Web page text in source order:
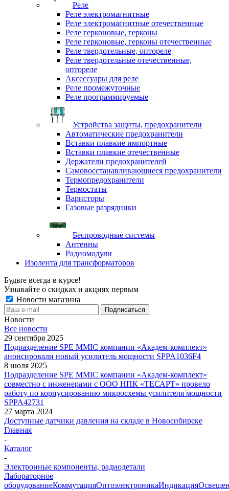
Реле
Реле электромагнитные
Реле электромагнитные отечественные
Реле герконовые, герконы
Реле герконовые, герконы отечественные
Реле твердотельные, оптореле
Реле твердотельные отечественные,
оптореле
Аксессуары для реле
Реле промежуточные
Реле программируемые
Устройства защиты, предохранители
Автоматические предохранители
Вставки плавкие импортные
Вставки плавкие отечественные
Держатели предохранителей
Самовосстанавливающиеся предохранители
Термопредохранители
Термостаты
Варисторы
Газовые разрядники
Беспроводные системы
Антенны
Радиомодули
Изолента для трансформаторов
Будьте всегда в курсе!
Узнавайте о скидках и акциях первым
Новости магазина
Новости
Все новости
29 сентября 2025
Подразделение SPE MMIC компании «Академ-комплект»
анонсировали новый усилитель мощности SPPA1036F4
8 июля 2025
Подразделение SPE MMIC компании «Академ-комплект»
совместно с инженерами с ООО НПК «ТЕСАРТ» провело
работу по корпусированию микросхемы усилителя мощности
SPPA42731
27 марта 2024
Доступные датчики давления на складе в Новосибирске
Главная
-
Каталог
-
Электронные компоненты, радиодетали
Лабораторное
оборудованиеКоммутацияОптоэлектроникаИндикация